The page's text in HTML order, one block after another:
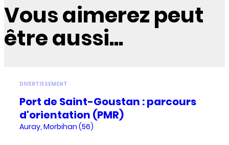
Vous aimerez peut
être aussi...
DIVERTISSEMENT
Port de Saint-Goustan : parcours
d'orientation (PMR)
Auray, Morbihan (56)